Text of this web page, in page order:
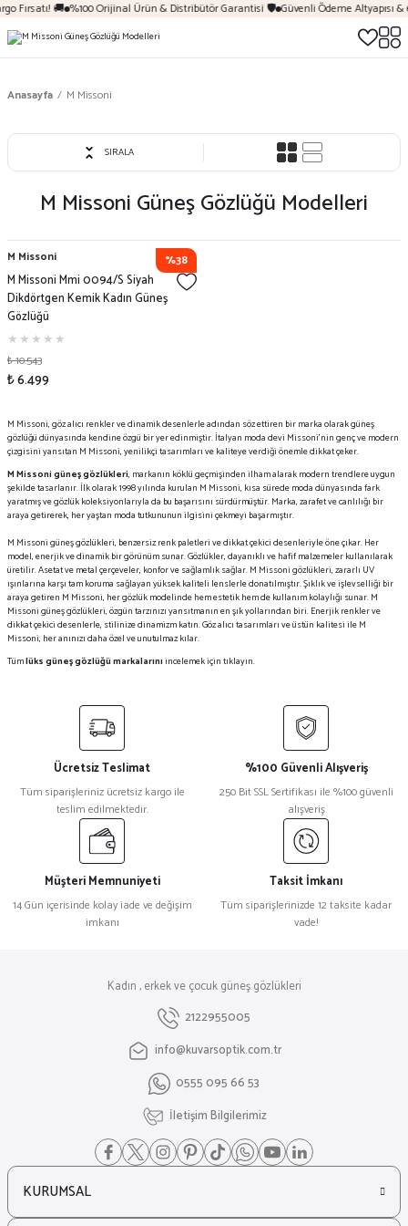
Fırsatı! 🚚 %100 Orijinal Ürün & Distribütör Garantisi 🛡️ Güvenli Ödeme Altyapısı
Anasayfa M Missoni
SIRALA
M Missoni Güneş Gözlüğü Modelleri
%38
M Missoni
M Missoni Mmi 0094/S Siyah
Dikdörtgen Kemik Kadın Güneş
Gözlüğü
₺ 10.543
₺ 6.499
M Missoni, göz alıcı renkler ve dinamik desenlerle adından söz ettiren bir marka olarak güneş
gözlüğü dünyasında kendine özgü bir yer edinmiştir. İtalyan moda devi Missoni'nin genç ve modern
çizgisini yansıtan M Missoni, yenilikçi tasarımları ve kaliteye verdiği önemle dikkat çeker.
M Missoni güneş gözlükleri, markanın köklü geçmişinden ilham alarak modern trendlere uygun
şekilde tasarlanır. İlk olarak 1998 yılında kurulan M Missoni, kısa sürede moda dünyasında fark
yaratmış ve gözlük koleksiyonlarıyla da bu başarısını sürdürmüştür. Marka, zarafet ve canlılığı bir
araya getirerek, her yaştan moda tutkununun ilgisini çekmeyi başarmıştır.
M Missoni güneş gözlükleri, benzersiz renk paletleri ve dikkat çekici desenleriyle öne çıkar. Her
model, enerjik ve dinamik bir görünüm sunar. Gözlükler, dayanıklı ve hafif malzemeler kullanılarak
üretilir. Asetat ve metal çerçeveler, konfor ve sağlamlık sağlar. M Missoni gözlükleri, zararlı UV
ışınlarına karşı tam koruma sağlayan yüksek kaliteli lenslerle donatılmıştır. Şıklık ve işlevselliği bir
araya getiren M Missoni, her gözlük modelinde hem estetik hem de kullanım kolaylığı sunar. M
Missoni güneş gözlükleri, özgün tarzınızı yansıtmanın en şık yollarından biri. Enerjik renkler ve
dikkat çekici desenlerle, stilinize dinamizm katın. Göz alıcı tasarımları ve üstün kalitesi ile M
Missoni, her anınızı daha özel ve unutulmaz kılar.
Tümlüks güneş gözlüğü markalarınıincelemek için tıklayın.
Ücretsiz Teslimat
Tüm siparişleriniz ücretsiz kargo ile
teslim edilmektedir.
%100 Güvenli Alışveriş
250 Bit SSL Sertifikası ile %100 güvenli
alışveriş
Müşteri Memnuniyeti
14 Gün içerisinde kolay iade ve değişim
imkanı
Taksit İmkanı
Tüm siparişlerinizde 12 taksite kadar
vade!
Kadın , erkek ve çocuk güneş gözlükleri
2122955005
info@kuvarsoptik.com.tr
0555 095 66 53
İletişim Bilgilerimiz
KURUMSAL